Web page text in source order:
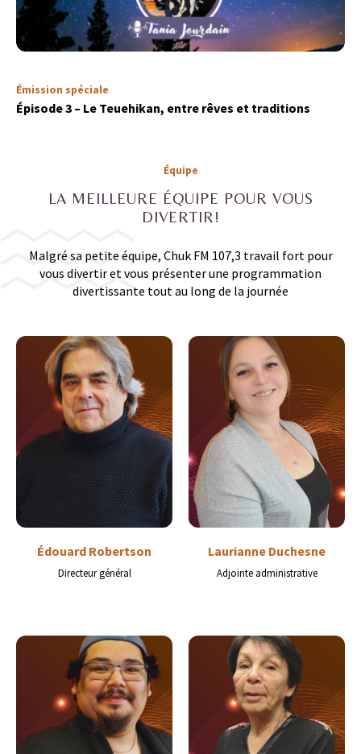
Émission spéciale
Épisode 3 – Le Teuehikan, entre rêves et traditions
Équipe
LA MEILLEURE ÉQUIPE POUR VOUS
DIVERTIR!
Malgré sa petite équipe, Chuk FM 107,3 travail fort pour
vous divertir et vous présenter une programmation
divertissante tout au long de la journée
Édouard Robertson
Directeur général
Laurianne Duchesne
Adjointe administrative